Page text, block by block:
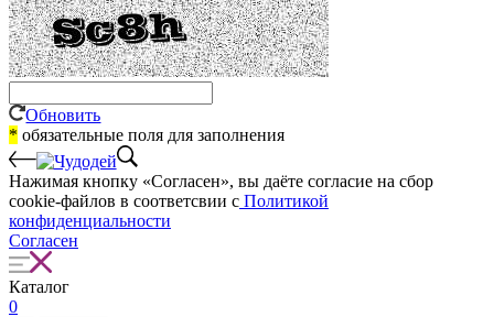
Обновить
* обязательные поля для заполнения
Нажимая кнопку «Согласен», вы даёте cогласие на сбор
cookie-файлов в соответсвии с Политикой
конфиденциальности
Согласен
Каталог
0